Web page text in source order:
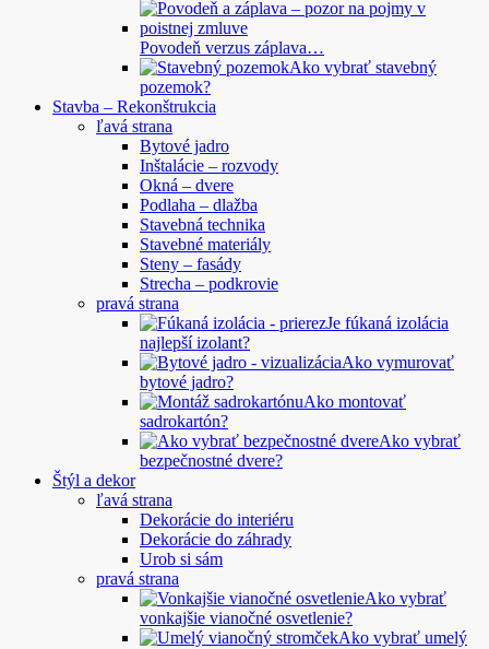
Povodeň verzus záplava…
Ako vybrať stavebný
pozemok?
Stavba – Rekonštrukcia
ľavá strana
Bytové jadro
Inštalácie – rozvody
Okná – dvere
Podlaha – dlažba
Stavebná technika
Stavebné materiály
Steny – fasády
Strecha – podkrovie
pravá strana
Je fúkaná izolácia
najlepší izolant?
Ako vymurovať
bytové jadro?
Ako montovať
sadrokartón?
Ako vybrať
bezpečnostné dvere?
Štýl a dekor
ľavá strana
Dekorácie do interiéru
Dekorácie do záhrady
Urob si sám
pravá strana
Ako vybrať
vonkajšie vianočné osvetlenie?
Ako vybrať umelý